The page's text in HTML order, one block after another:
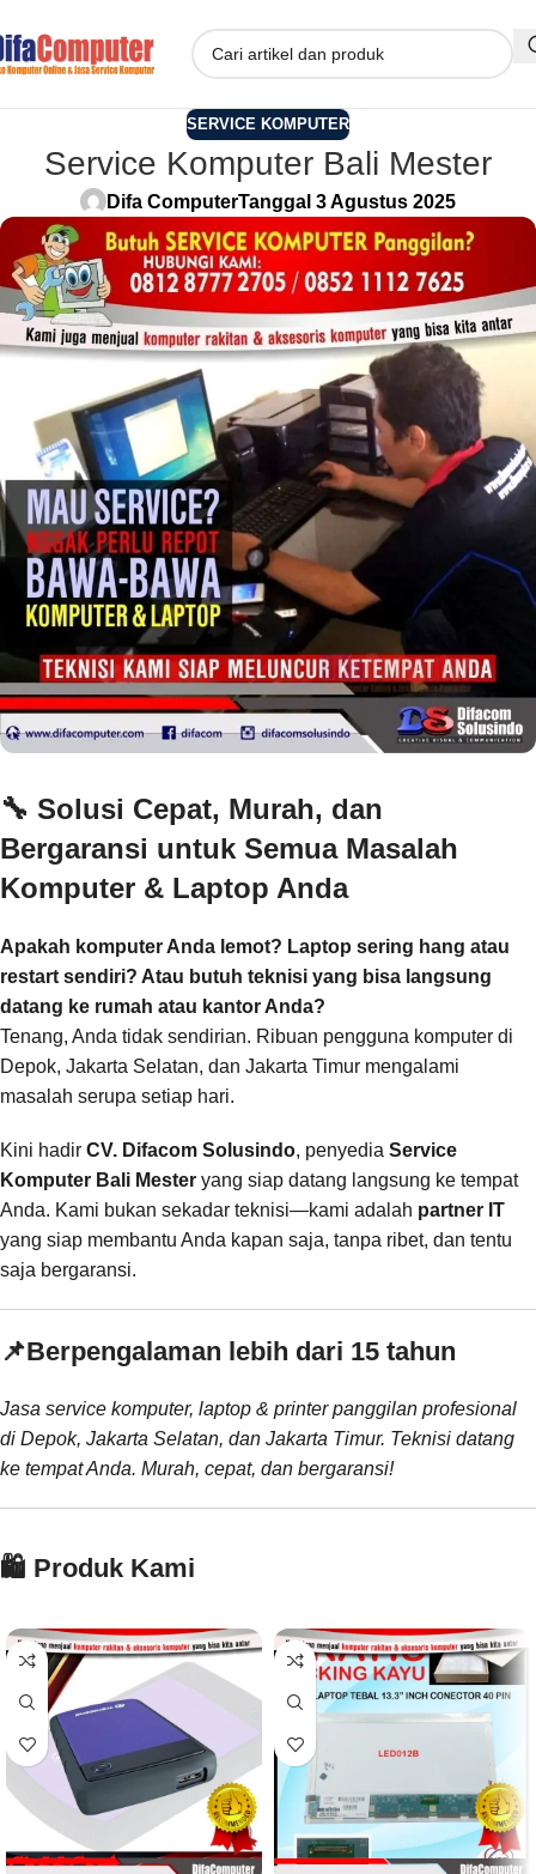
SERVICE KOMPUTER
Service Komputer Bali Mester
Difa ComputerTanggal 3 Agustus 2025
🔧 Solusi Cepat, Murah, dan
Bergaransi untuk Semua Masalah
Komputer & Laptop Anda
Apakah komputer Anda lemot? Laptop sering hang atau
restart sendiri? Atau butuh teknisi yang bisa langsung
datang ke rumah atau kantor Anda?
Tenang, Anda tidak sendirian. Ribuan pengguna komputer di
Depok, Jakarta Selatan, dan Jakarta Timur mengalami
masalah serupa setiap hari.
Kini hadir CV. Difacom Solusindo, penyedia Service
Komputer Bali Mester yang siap datang langsung ke tempat
Anda. Kami bukan sekadar teknisi—kami adalah partner IT
yang siap membantu Anda kapan saja, tanpa ribet, dan tentu
saja bergaransi.
📌Berpengalaman lebih dari 15 tahun
Jasa service komputer, laptop & printer panggilan profesional
di Depok, Jakarta Selatan, dan Jakarta Timur. Teknisi datang
ke tempat Anda. Murah, cepat, dan bergaransi!
🛍️ Produk Kami